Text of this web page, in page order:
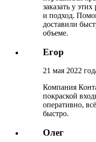
заказать у
и подход.
доставили
объеме.
Егор
21 мая 2022
Компания
покраской
оперативно,
быстро.
Олег